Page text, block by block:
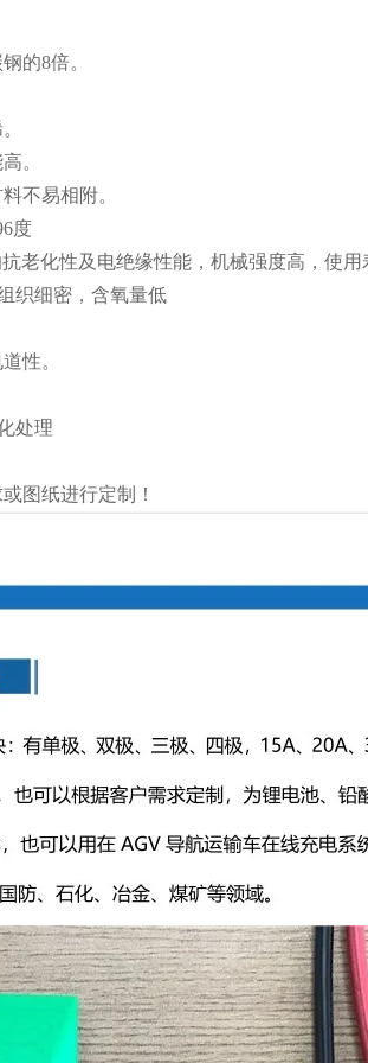
的8倍。
。
不易相附。
度
老化性及电绝缘性能，机械强度高，使用
织细密，含氧量低
性。
处理
图纸进行定制！